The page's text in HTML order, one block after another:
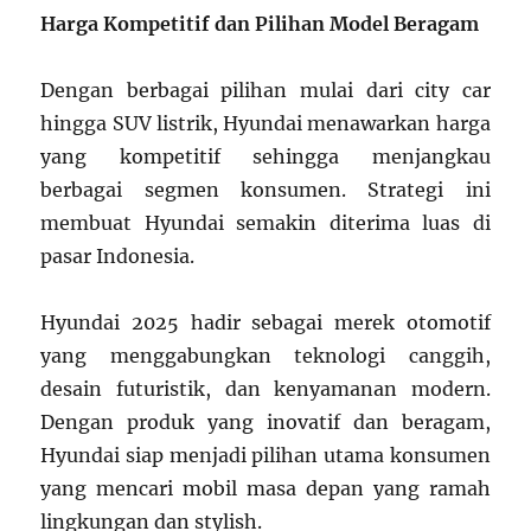
Harga Kompetitif dan Pilihan Model Beragam
Dengan berbagai pilihan mulai dari city car
hingga SUV listrik, Hyundai menawarkan harga
yang kompetitif sehingga menjangkau
berbagai segmen konsumen. Strategi ini
membuat Hyundai semakin diterima luas di
pasar Indonesia.
Hyundai 2025 hadir sebagai merek otomotif
yang menggabungkan teknologi canggih,
desain futuristik, dan kenyamanan modern.
Dengan produk yang inovatif dan beragam,
Hyundai siap menjadi pilihan utama konsumen
yang mencari mobil masa depan yang ramah
lingkungan dan stylish.